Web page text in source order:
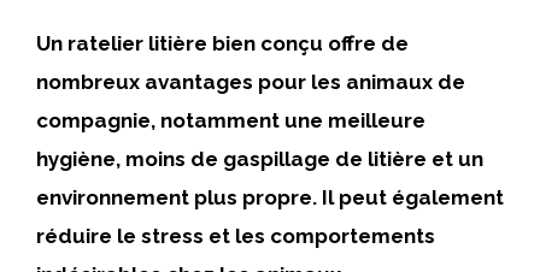
Un ratelier litière bien conçu offre de
nombreux avantages pour les animaux de
compagnie, notamment une meilleure
hygiène, moins de gaspillage de litière et un
environnement plus propre. Il peut également
réduire le stress et les comportements